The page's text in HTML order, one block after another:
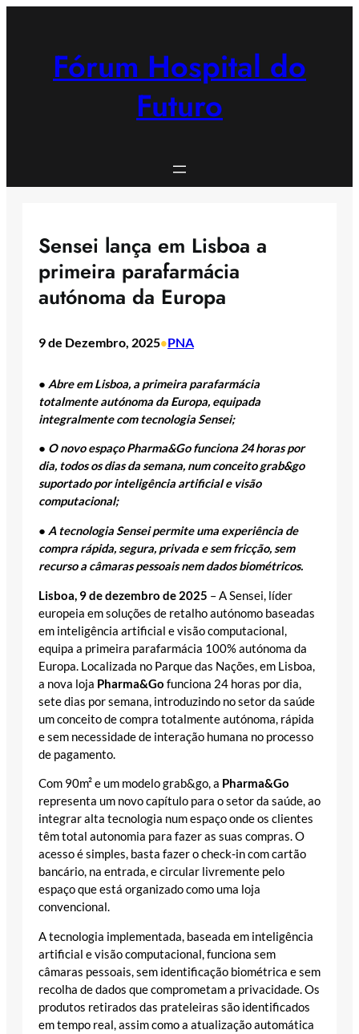
Fórum Hospital do
Futuro
Sensei lança em Lisboa a
primeira parafarmácia
autónoma da Europa
9 de Dezembro, 2025•PNA
● Abre em Lisboa, a primeira parafarmácia
totalmente autónoma da Europa, equipada
integralmente com tecnologia Sensei;
● O novo espaço Pharma&Go funciona 24 horas por
dia, todos os dias da semana, num conceito grab&go
suportado por inteligência artificial e visão
computacional;
● A tecnologia Sensei permite uma experiência de
compra rápida, segura, privada e sem fricção, sem
recurso a câmaras pessoais nem dados biométricos.
Lisboa, 9 de dezembro de 2025 – A Sensei, líder
europeia em soluções de retalho autónomo baseadas
em inteligência artificial e visão computacional,
equipa a primeira parafarmácia 100% autónoma da
Europa. Localizada no Parque das Nações, em Lisboa,
a nova loja Pharma&Go funciona 24 horas por dia,
sete dias por semana, introduzindo no setor da saúde
um conceito de compra totalmente autónoma, rápida
e sem necessidade de interação humana no processo
de pagamento.
Com 90m² e um modelo grab&go, a Pharma&Go
representa um novo capítulo para o setor da saúde, ao
integrar alta tecnologia num espaço onde os clientes
têm total autonomia para fazer as suas compras. O
acesso é simples, basta fazer o check-in com cartão
bancário, na entrada, e circular livremente pelo
espaço que está organizado como uma loja
convencional.
A tecnologia implementada, baseada em inteligência
artificial e visão computacional, funciona sem
câmaras pessoais, sem identificação biométrica e sem
recolha de dados que comprometam a privacidade. Os
produtos retirados das prateleiras são identificados
em tempo real, assim como a atualização automática